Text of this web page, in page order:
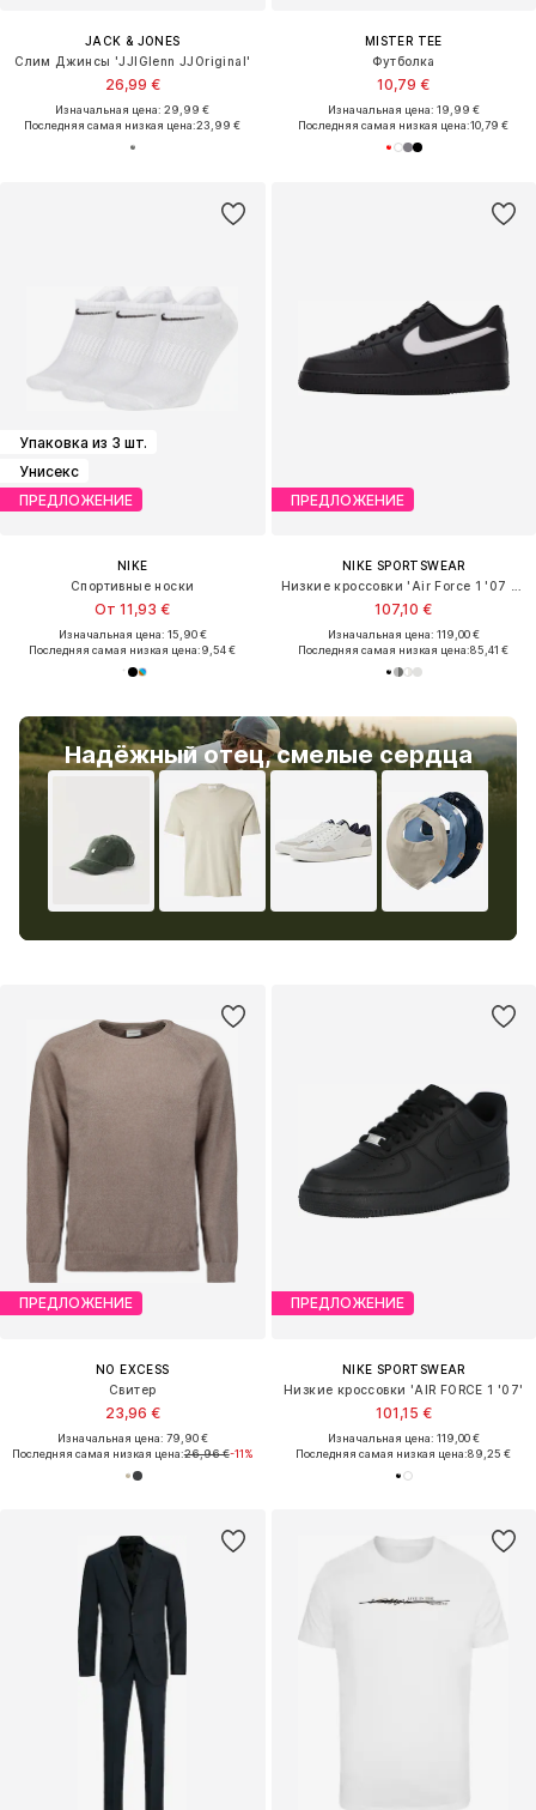
JACK & JONES
Слим Джинсы 'JJIGlenn JJOriginal'
26,99 €
Изначальная цена: 29,99 €
Последняя самая низкая цена:23,99 €
MISTER TEE
Футболка
10,79 €
Изначальная цена: 19,99 €
Последняя самая низкая цена:10,79 €
Упаковка из 3 шт.
Унисекс
ПРЕДЛОЖЕНИЕ
NIKE
Спортивные носки
От 11,93 €
Изначальная цена: 15,90 €
Последняя самая низкая цена:9,54 €
ПРЕДЛОЖЕНИЕ
NIKE SPORTSWEAR
107,10 €
Изначальная цена: 119,00 €
Последняя самая низкая цена:85,41 €
Надёжный отец, смелые сердца
ПРЕДЛОЖЕНИЕ
NO EXCESS
Свитер
23,96 €
Изначальная цена: 79,90 €
Последняя самая низкая цена:26,96 €-11%
ПРЕДЛОЖЕНИЕ
NIKE SPORTSWEAR
Низкие кроссовки 'AIR FORCE 1 '07'
101,15 €
Изначальная цена: 119,00 €
Последняя самая низкая цена:89,25 €